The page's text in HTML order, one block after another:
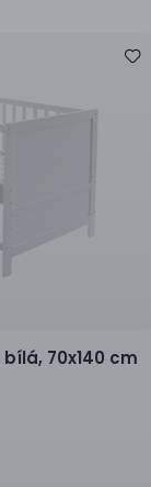
bílá, 70x140 cm